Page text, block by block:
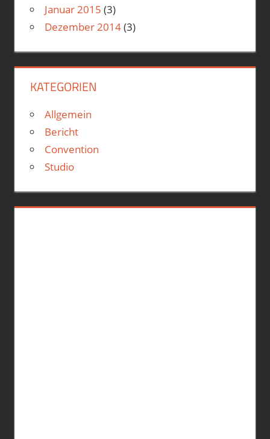
Januar 2015 (3)
Dezember 2014(3)
KATEGORIEN
Allgemein
Bericht
Convention
Studio